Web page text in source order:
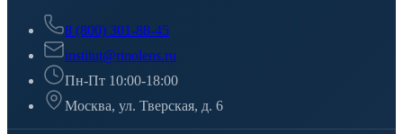
8 (800) 301-88-45
institut@rinolens.ru
Пн-Пт 10:00-18:00
Москва, ул. Тверская, д. 6